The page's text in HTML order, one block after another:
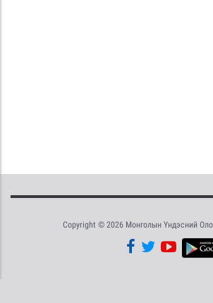
Copyright © 2026 Монголын Үндэсний